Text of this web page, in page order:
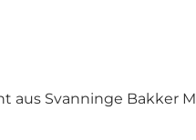
aus Svanninge Bakker